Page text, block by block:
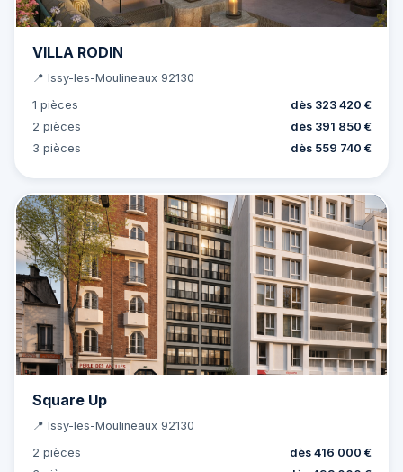
VILLA RODIN
📍 Issy-les-Moulineaux 92130
1 pièces
dès 323 420 €
2 pièces
dès 391 850 €
3 pièces
dès 559 740 €
Square Up
📍 Issy-les-Moulineaux 92130
2 pièces
dès 416 000 €